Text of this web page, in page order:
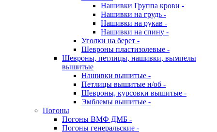
Нашивки Группа крови -
Нашивки на грудь -
Нашивки на рукав -
Нашивки на спину -
Уголки на берет -
Шевроны пластизолевые -
Шевроны, петлицы, нашивки, вымпелы
вышитые
Нашивки вышитые -
Петлицы вышитые н/об -
Шевроны, курсовки вышитые -
Эмблемы вышитые -
Погоны
Погоны ВМФ ДМБ -
Погоны генеральские -